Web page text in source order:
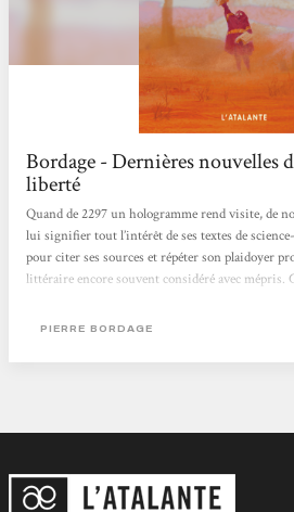
Bordage - Dernières nouvelles
liberté
Quand de 2297 un hologramme rend visite, de
lui signifier tout l’intérêt de ses textes de
pour citer ses sources et répéter son plaidoyer
littéraire encore souvent considéré avec mépris.
courts parus pour la plupart dans de précédentes
mystiques...
PIERRE BORDAGE